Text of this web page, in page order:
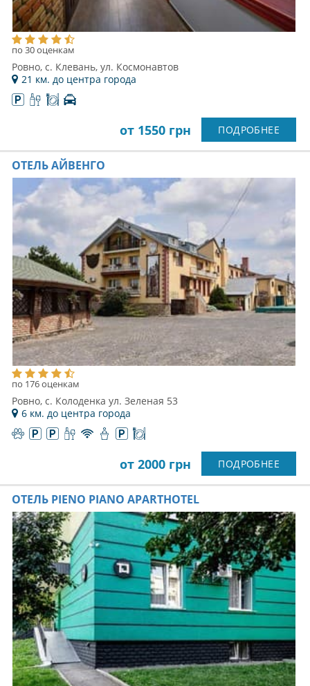
по 30 оценкам
Ровно, с. Клевань, ул. Космонавтов
21 км. до центра города
от 1550 грн ПОДРОБНЕЕ
ОТЕЛЬ АЙВЕНГО
по 176 оценкам
Ровно, с. Колоденка ул. Зеленая 53
6 км. до центра города
от 2000 грн ПОДРОБНЕЕ
ОТЕЛЬ PIENO PIANO APARTHOTEL